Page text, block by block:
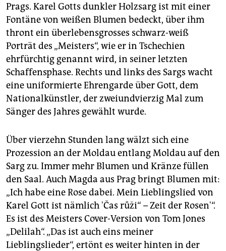
Prags. Karel Gotts dunkler Holzsarg ist mit einer
Fontäne von weißen Blumen bedeckt, über ihm
thront ein überlebensgrosses schwarz-weiß
Porträt des „Meisters“, wie er in Tschechien
ehrfürchtig genannt wird, in seiner letzten
Schaffensphase. Rechts und links des Sargs wacht
eine uniformierte Ehrengarde über Gott, dem
Nationalkünstler, der zweiundvierzig Mal zum
Sänger des Jahres gewählt wurde.
Über vierzehn Stunden lang wälzt sich eine
Prozession an der Moldau entlang Moldau auf den
Sarg zu. Immer mehr Blumen und Kränze füllen
den Saal. Auch Magda aus Prag bringt Blumen mit:
„Ich habe eine Rose dabei. Mein Lieblingslied von
Karel Gott ist nämlich 'Čas růži“ – Zeit der Rosen'“.
Es ist des Meisters Cover-Version von Tom Jones
„Delilah“. „Das ist auch eins meiner
Lieblingslieder“, ertönt es weiter hinten in der